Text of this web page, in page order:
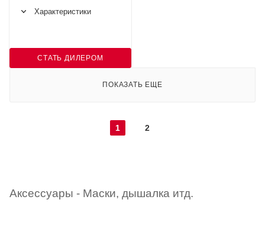
Характеристики
СТАТЬ ДИЛЕРОМ
ПОКАЗАТЬ ЕЩЕ
1 2
Аксессуары - Маски, дышалка итд.